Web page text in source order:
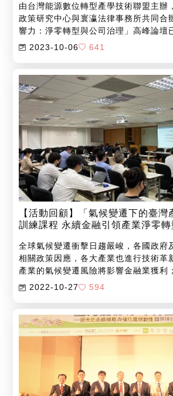
由台灣能源數位轉型產學技術聯盟主辦
政策研究中心與寰瀛法律事務所共同合
響力：淨零轉型與公司治理」高峰論壇
日圓滿落幕。
2023-10-06 641
【活動回顧】「氣候變遷下的臺灣
訓練課程 永續金融引領產業淨零轉
全球氣候變遷衝擊日趨嚴峻，各國政府
相關政策因應，各大產業也進行技術革
產業的氣候變遷風險將影響金融業獲利
帶動產業進行永續轉型，顯示金融業有
供社會科學研究視角，並透過多元途徑
瞻與持續的對話，讓政府、企業與民間
發展創新治理框架與政策倡議。緣此，
邦金控合作，共同推動氣候風險研究及
企業內部對於氣候變遷、能源轉型、
題的教育訓練課程。
2022-10-27 594